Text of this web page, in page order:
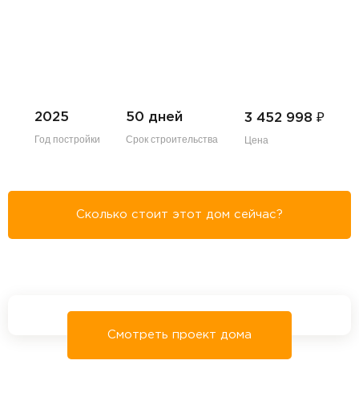
2025
Год постройки
50 дней
Срок строительства
3 452 998 ₽
Цена
Сколько стоит этот дом сейчас?
Смотреть проект дома